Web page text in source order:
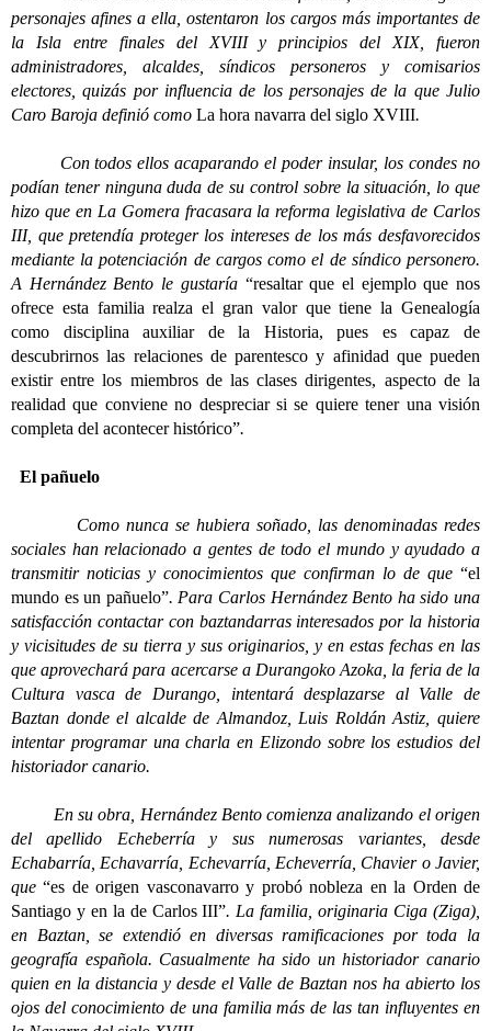
personajes afines a ella, ostentaron los cargos más importantes de
la Isla entre finales del XVIII y principios del XIX, fueron
administradores, alcaldes, síndicos personeros y comisarios
electores, quizás por influencia de los personajes de la que Julio
Caro Baroja definió como La hora navarra del siglo XVIII.
Con todos ellos acaparando el poder insular, los condes no
podían tener ninguna duda de su control sobre la situación, lo que
hizo que en La Gomera fracasara la reforma legislativa de Carlos
III, que pretendía proteger los intereses de los más desfavorecidos
mediante la potenciación de cargos como el de síndico personero.
A Hernández Bento le gustaría “resaltar que el ejemplo que nos
ofrece esta familia realza el gran valor que tiene la Genealogía
como disciplina auxiliar de la Historia, pues es capaz de
descubrirnos las relaciones de parentesco y afinidad que pueden
existir entre los miembros de las clases dirigentes, aspecto de la
realidad que conviene no despreciar si se quiere tener una visión
completa del acontecer histórico”.
El pañuelo
Como nunca se hubiera soñado, las denominadas redes
sociales han relacionado a gentes de todo el mundo y ayudado a
transmitir noticias y conocimientos que confirman lo de que “el
mundo es un pañuelo”. Para Carlos Hernández Bento ha sido una
satisfacción contactar con baztandarras interesados por la historia
y vicisitudes de su tierra y sus originarios, y en estas fechas en las
que aprovechará para acercarse a Durangoko Azoka, la feria de la
Cultura vasca de Durango, intentará desplazarse al Valle de
Baztan donde el alcalde de Almandoz, Luis Roldán Astiz, quiere
intentar programar una charla en Elizondo sobre los estudios del
historiador canario.
En su obra, Hernández Bento comienza analizando el origen
del apellido Echeberría y sus numerosas variantes, desde
Echabarría, Echavarría, Echevarría, Echeverría, Chavier o Javier,
que“es de origen vasconavarro y probó nobleza en la Orden de
Santiago y en la de Carlos III”. La familia, originaria Ciga (Ziga),
en Baztan, se extendió en diversas ramificaciones por toda la
geografía española. Casualmente ha sido un historiador canario
quien en la distancia y desde el Valle de Baztan nos ha abierto los
ojos del conocimiento de una familia más de las tan influyentes en